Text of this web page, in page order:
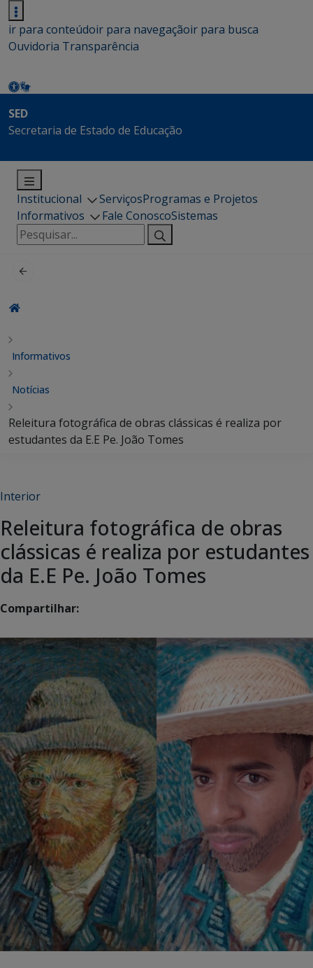
ir para conteúdoir para navegaçãoir para busca
Ouvidoria Transparência
SED
Secretaria de Estado de Educação
Institucional ServiçosProgramas e Projetos
Informativos
Fale ConoscoSistemas
Pesquisar
por:
Informativos
Notícias
Releitura fotográfica de obras clássicas é realiza por
estudantes da E.E Pe. João Tomes
Interior
Releitura fotográfica de obras
clássicas é realiza por estudantes
da E.E Pe. João Tomes
Compartilhar: